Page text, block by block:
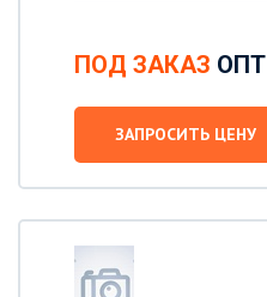
ПОД ЗАКАЗ ОПТ
ЗАПРОСИТЬ ЦЕНУ